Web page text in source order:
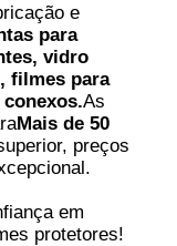
e
para
vidro
filmes para
As
Mais de 50
preços
em
protetores!